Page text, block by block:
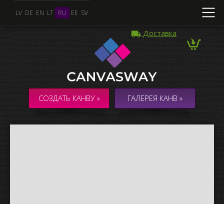
LV DE EN LT RU EE SV
Доставка
СОЗДАТЬ КАНВУ » ГАЛЕРЕЯ КАНВ »
Несколько Фото
КОЛЛАЖ / КОМПОЗИЦИЯ из нескольких Фото